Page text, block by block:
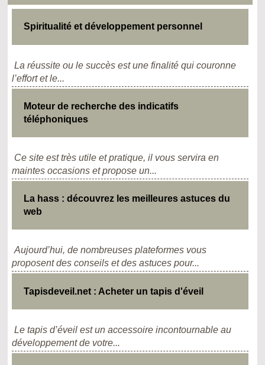
Spiritualité et développement personnel
La réussite ou le succès est une finalité qui couronne
l’effort et le...
Moteur de recherche des indicatifs
téléphoniques
Ce site est très utile et pratique, il vous servira en
maintes occasions et propose un...
La hass : découvrez les meilleures astuces du
web
Aujourd’hui, de nombreuses plateformes vous
proposent des conseils et des astuces pour...
Tapisdeveil.net : Acheter un tapis d'éveil
Le tapis d’éveil est un accessoire incontournable au
développement de votre...